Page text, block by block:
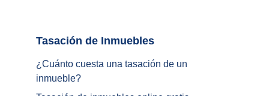
¿Cuánto cuesta una tasación de un
inmueble?